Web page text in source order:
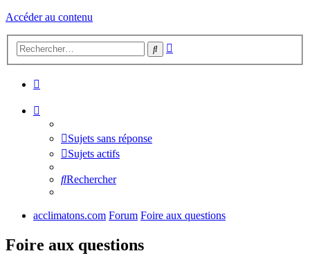
Accéder au contenu
Rechercher
Sujets sans réponse
Sujets actifs
Rechercher
acclimatons.com Forum Foire aux questions
Foire aux questions